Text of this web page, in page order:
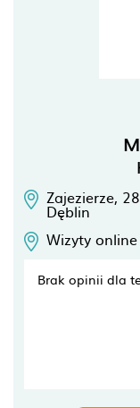
Zajezierze,
Dęblin
Wizyty online
Brak opinii dla